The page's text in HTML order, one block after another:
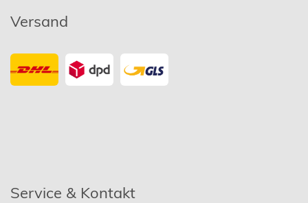
Versand
Service & Kontakt